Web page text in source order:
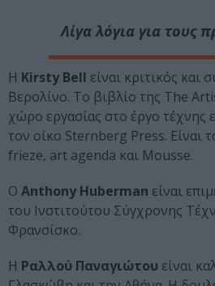
Λίγα λόγια για τους
Η Kirsty Bell είναι κριτικός και
Βερολίνο. Το βιβλίο της The
χώρο εργασίας στο έργο τέχνης
τον οίκο Sternberg Press. Είναι
frieze, art agenda και Mousse.
Ο Anthony Huberman είναι
του Ινστιτούτου Σύγχρονης
Φρανσίσκο.
Η Ραλλού Παναγιώτου είναι